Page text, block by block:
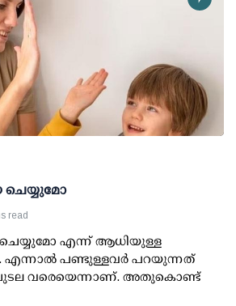
ചെയ്യുമോ
read
എന്ന് ആധിയുള്ള
എന്നാല്‍ പണ്ടുള്ളവര്‍ പറയുന്നത്
ചുടല വരെയെന്നാണ്. അതുകൊണ്ട്